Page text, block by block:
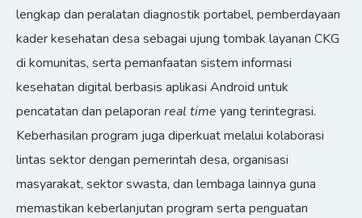
lengkap dan peralatan diagnostik portabel, pemberdayaan
kader kesehatan desa sebagai ujung tombak layanan CKG
di komunitas, serta pemanfaatan sistem informasi
kesehatan digital berbasis aplikasi Android untuk
pencatatan dan pelaporan real time yang terintegrasi.
Keberhasilan program juga diperkuat melalui kolaborasi
lintas sektor dengan pemerintah desa, organisasi
masyarakat, sektor swasta, dan lembaga lainnya guna
memastikan keberlanjutan program serta penguatan